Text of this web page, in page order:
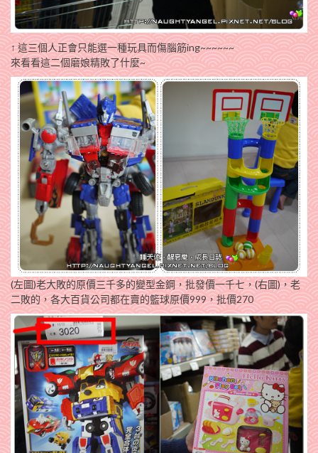
↑ 這三個人正會只能選一種玩具而傷腦筋ing~~~~~~
來看看這二個磨娘精敗了什麼~
(左圖)老大敗的原價三千多的變型金鋼，批發價一千七，(右圖)，老
二敗的，各大百貨公司都在賣的籃球原價999，批價270